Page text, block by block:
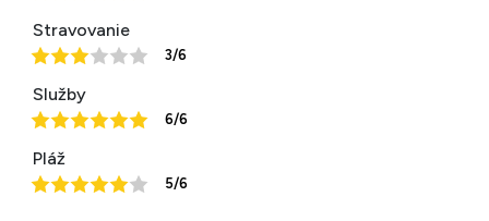
Stravovanie
3/6
Služby
6/6
Pláž
5/6